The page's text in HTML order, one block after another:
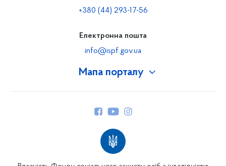
Мапа порталу
+380 (44) 293-17-56
Електронна пошта
info@ispf.gov.ua